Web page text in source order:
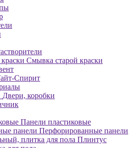
Смывка старой краски
Спирит
Двери, коробки
Панели пластиковые
Перфорированные панели
Плинтус